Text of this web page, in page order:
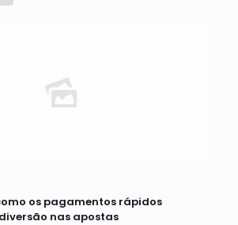
os pagamentos rápidos
nas apostas